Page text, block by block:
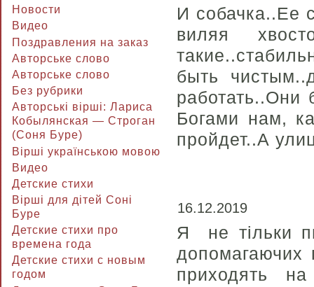
Новости
Видео
Поздравления на заказ
Авторське слово
Авторське слово
Без рубрики
Авторські вірші: Лариса
Кобылянская — Строган
(Соня Буре)
Вірші українською мовою
Видео
Детские стихи
Вірші для дітей Соні
Буре
Детские стихи про
времена года
Детские стихи с новым
годом
И собачка..Ее
виляя
быть
Богами нам,
пройдет..А
16.12.2019
Я не тільки
допомагаючих
приходять на